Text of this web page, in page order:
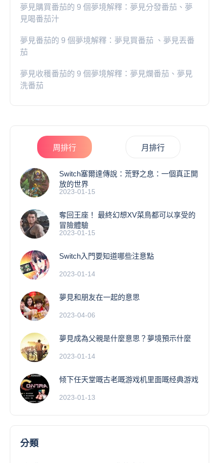
夢見購買番茄的 9 個夢境解釋：夢見分發番茄、夢
見喝番茄汁
夢見番茄的 9 個夢境解釋：夢見買番茄 、夢見丟番
茄
夢見收穫番茄的 9 個夢境解釋：夢見爛番茄、夢見
洗番茄
周排行 月排行
Switch塞爾達傳說：荒野之息：一個真正開
放的世界
2023-01-15
奪回王座！ 最終幻想XV菜鳥都可以享受的
冒險體驗
2023-01-15
Switch入門要知道哪些注意點
2023-01-14
夢見和朋友在一起的意思
2023-04-06
夢見成為父親是什麼意思？夢境預示什麼
2023-01-14
倾下任天堂嘅古老嘅游戏机里面嘅经典游戏
2023-01-13
分類